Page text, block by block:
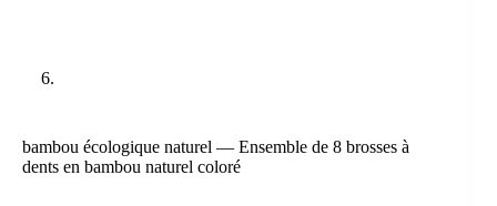
bambou écologique naturel — Ensemble de 8 brosses à
dents en bambou naturel coloré